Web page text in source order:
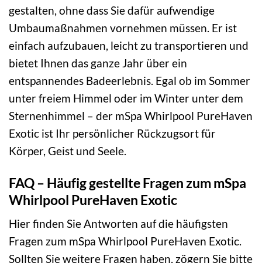
gestalten, ohne dass Sie dafür aufwendige
Umbaumaßnahmen vornehmen müssen. Er ist
einfach aufzubauen, leicht zu transportieren und
bietet Ihnen das ganze Jahr über ein
entspannendes Badeerlebnis. Egal ob im Sommer
unter freiem Himmel oder im Winter unter dem
Sternenhimmel – der mSpa Whirlpool PureHaven
Exotic ist Ihr persönlicher Rückzugsort für
Körper, Geist und Seele.
FAQ – Häufig gestellte Fragen zum mSpa
Whirlpool PureHaven Exotic
Hier finden Sie Antworten auf die häufigsten
Fragen zum mSpa Whirlpool PureHaven Exotic.
Sollten Sie weitere Fragen haben, zögern Sie bitte